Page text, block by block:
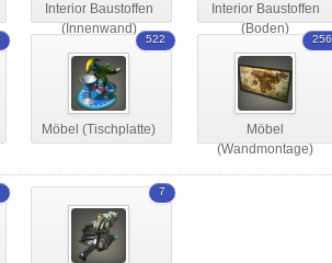
Interior Baustoffen
(Innenwand)
Interior Baustoffen
(Boden)
Möbel (Tischplatte)
522
Möbel
(Wandmontage)
256
7